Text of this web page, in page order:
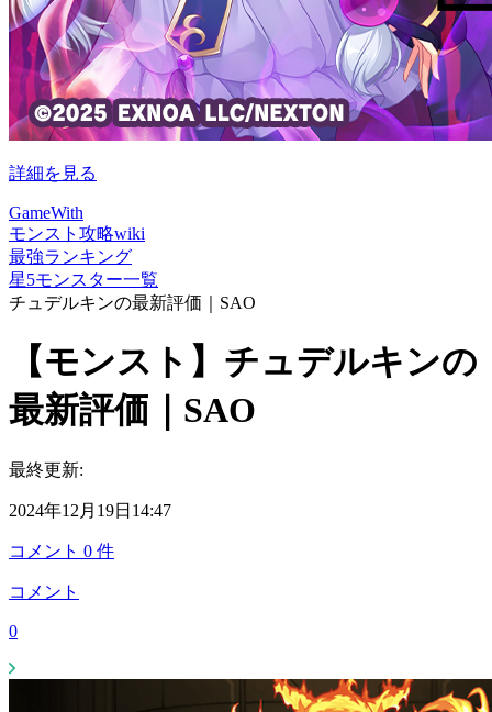
詳細を見る
GameWith
モンスト攻略wiki
最強ランキング
星5モンスター一覧
チュデルキンの最新評価｜SAO
【モンスト】チュデルキンの
最新評価｜SAO
最終更新:
2024年12月19日14:47
コメント 0 件
コメント
0